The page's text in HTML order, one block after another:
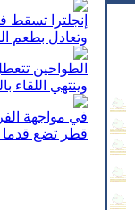
إنجلترا تسقط
وتعادل بطعم
الطواحين
وينتهي اللقاء
في مواجهة
قطر تضع قدما